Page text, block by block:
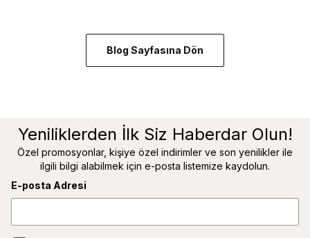
Blog Sayfasına Dön
Yeniliklerden İlk Siz Haberdar Olun!
Özel promosyonlar, kişiye özel indirimler ve son yenilikler ile
ilgili bilgi alabilmek için e-posta listemize kaydolun.
E-posta Adresi